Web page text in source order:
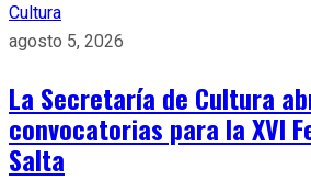
Cultura
agosto 5, 2026
La Secretaría de Cultura
convocatorias para la XVI
Salta